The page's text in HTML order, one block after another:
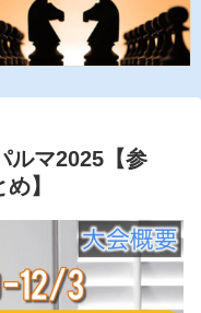
ルマ2025【参
】